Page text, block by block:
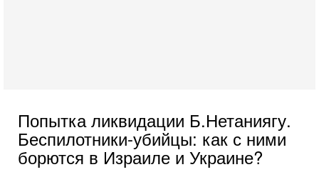
Попытка ликвидации Б.Нетаниягу.
Беспилотники-убийцы: как с ними
борются в Израиле и Украине?